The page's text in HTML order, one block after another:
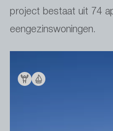
project bestaat uit 74
eengezinswoningen.